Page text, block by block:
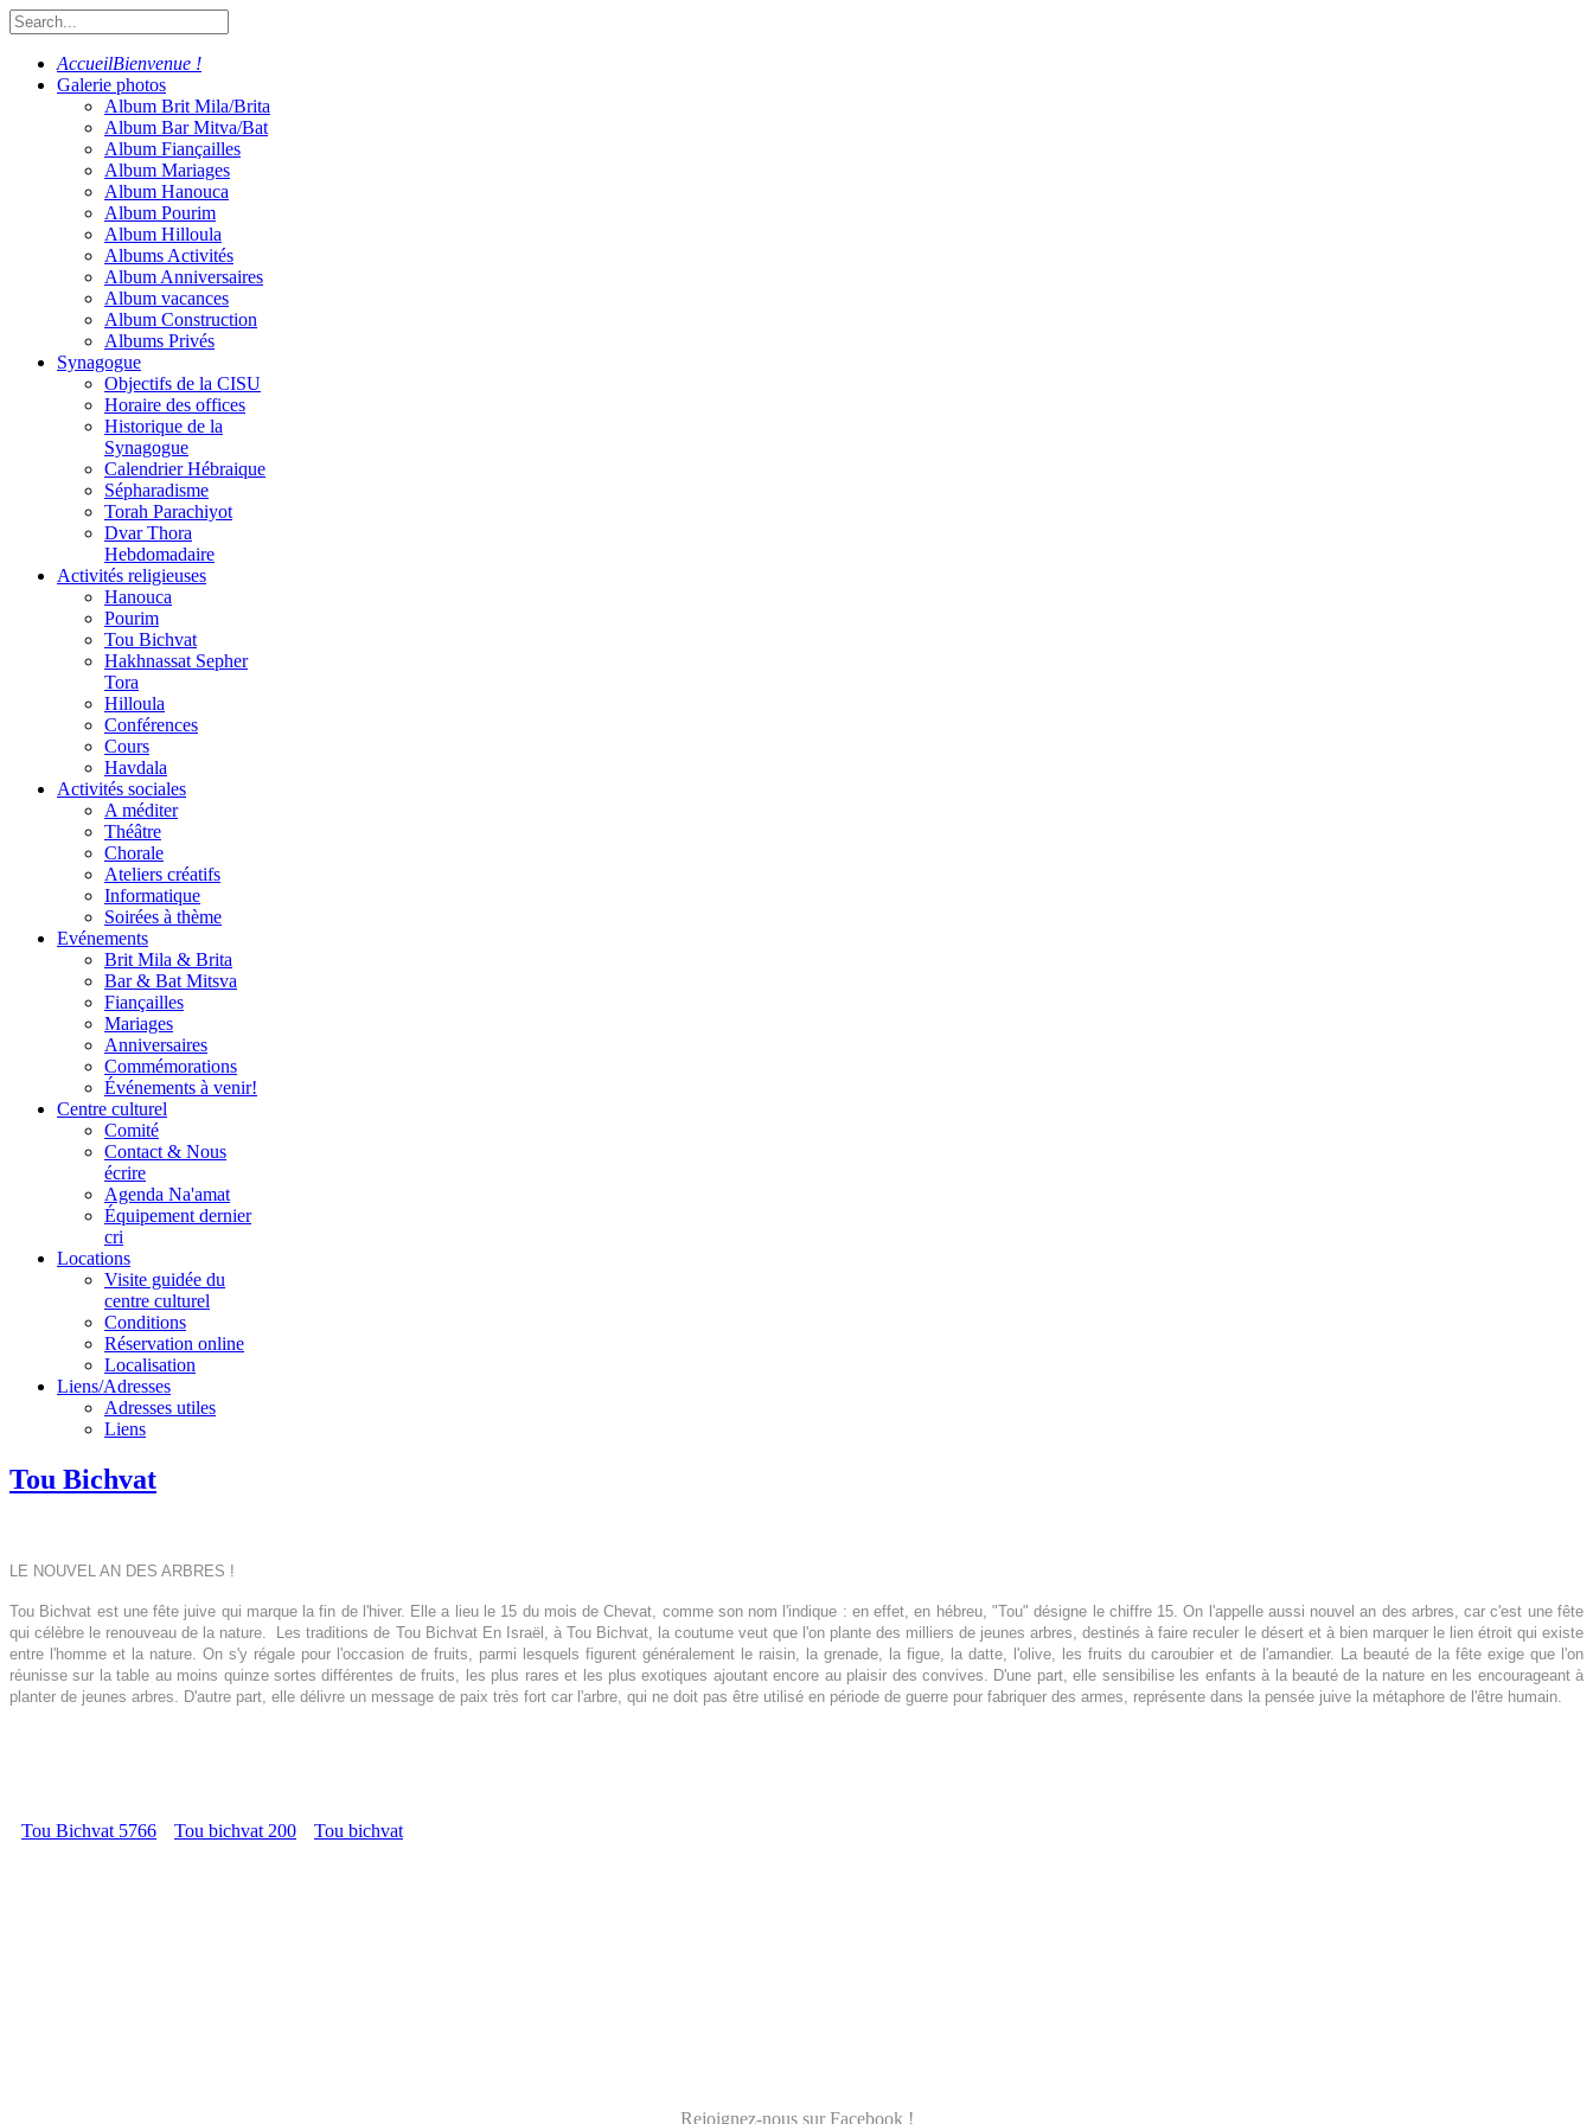
AccueilBienvenue !
Galerie photos
Album Brit Mila/Brita
Album Bar Mitva/Bat
Album Fiançailles
Album Mariages
Album Hanouca
Album Pourim
Album Hilloula
Albums Activités
Album Anniversaires
Album vacances
Album Construction
Albums Privés
Synagogue
Objectifs de la CISU
Horaire des offices
Historique de la
Synagogue
Calendrier Hébraique
Sépharadisme
Torah Parachiyot
Dvar Thora
Hebdomadaire
Activités religieuses
Hanouca
Pourim
Tou Bichvat
Hakhnassat Sepher
Tora
Hilloula
Conférences
Cours
Havdala
Activités sociales
A méditer
Théâtre
Chorale
Ateliers créatifs
Informatique
Soirées à thème
Evénements
Brit Mila & Brita
Bar & Bat Mitsva
Fiançailles
Mariages
Anniversaires
Commémorations
Événements à venir!
Centre culturel
Comité
Contact & Nous
écrire
Agenda Na'amat
Équipement dernier
cri
Locations
Visite guidée du
centre culturel
Conditions
Réservation online
Localisation
Liens/Adresses
Adresses utiles
Liens
Tou Bichvat
LE NOUVEL AN DES ARBRES !
Tou Bichvat est une fête juive qui marque la fin de l'hiver. Elle a lieu le 15 du mois de Chevat, comme son nom l'indique : en effet, en hébreu, "Tou" désigne le chiffre 15.On l'appelle aussi nouvel an des arbres, car c'est une fête
qui célèbre le renouveau de la nature.
Les traditions de Tou Bichvat En Israël, à Tou Bichvat, la coutume veut que l'on plante des milliers de jeunes arbres, destinés à faire reculer le désert et à bien marquer le lien étroit qui existe
entre l'homme et la nature.On s'y régale pour l'occasion de fruits, parmi lesquels figurent généralement le raisin, la grenade, la figue, la datte, l'olive, les fruits du caroubier et de l'amandier.
La beauté de la fête exige que l'on
réunisse sur la table au moins quinze sortes différentes de fruits, les plus rares et les plus exotiques ajoutant encore au plaisir des convives.
D'une part, elle sensibilise les enfants à la beauté de la nature en les encourageant à
planter de jeunes arbres.
D'autre part, elle délivre un message de paix très fort car l'arbre, qui ne doit pas être utilisé en période de guerre pour fabriquer des armes, représente dans la pensée juive la métaphore de l'être humain.
Tou Bichvat 5766 Tou bichvat 200 Tou bichvat
Rejoignez-nous sur Facebook !